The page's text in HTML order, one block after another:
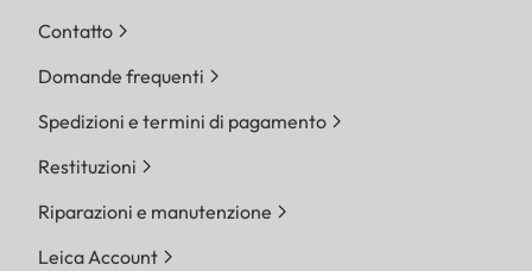
Contatto
Domande frequenti
Spedizioni e termini di pagamento
Restituzioni
Riparazioni e manutenzione
Leica Account